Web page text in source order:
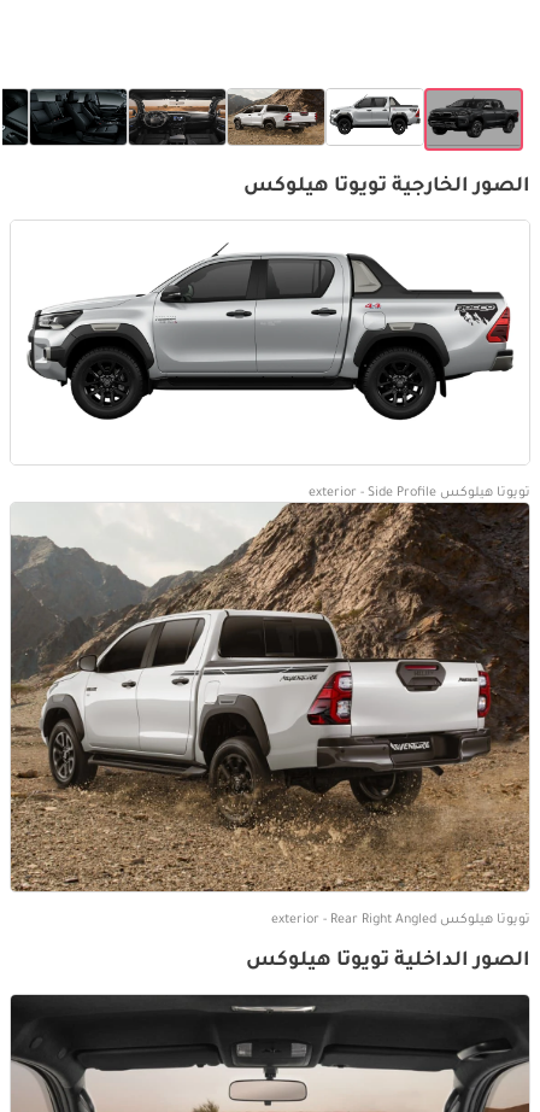
الصور الخارجية تويوتا هيلوكس
تويوتا هيلوكس exterior - Side Profile
تويوتا هيلوكس exterior - Rear Right Angled
الصور الداخلية تويوتا هيلوكس